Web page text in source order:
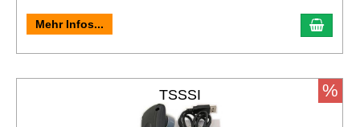
Mehr Infos... In
TSSSI %